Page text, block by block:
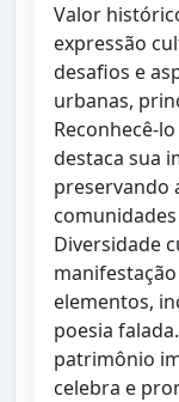
Valor
expressão
desafios e
urbanas,
Reconhecê-
destaca sua
preservando
Diversidade
elementos,
poesia
patrimônio
celebra e